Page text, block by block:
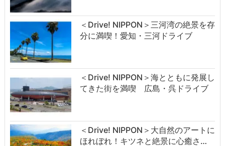
＜Drive! NIPPON＞三河湾の絶景を存
分に満喫！愛知・三河ドライブ
＜Drive! NIPPON＞海とともに発展し
てきた街を満喫 広島・呉ドライブ
＜Drive! NIPPON＞大自然のアートに
ほれぼれ！キツネと絶景に心癒さ…